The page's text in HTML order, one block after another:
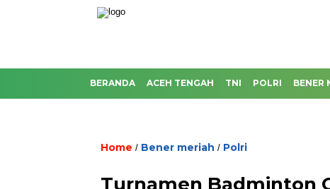
BERANDA ACEH TENGAH TNI POLRI BENER
Home / Bener meriah / Polri
Turnamen Badminton